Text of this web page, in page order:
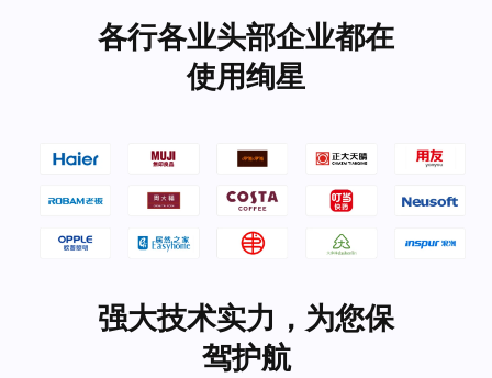
各行各业头部企业都在
使用绚星
强大技术实力，为您保
驾护航